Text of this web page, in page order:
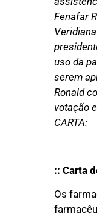
Fenafar
uso da
serem
Ronald
votação
CARTA:
:: Carta
Os